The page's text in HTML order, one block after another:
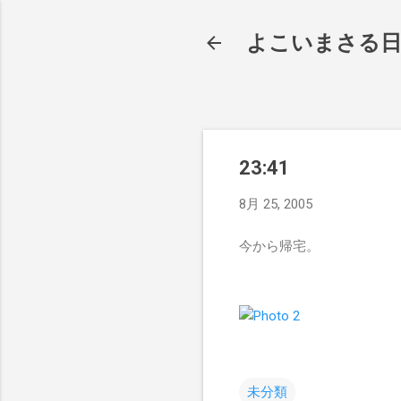
よこいまさる
23:41
8月 25, 2005
今から帰宅。
未分類